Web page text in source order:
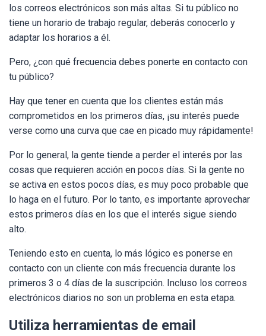
los correos electrónicos son más altas. Si tu público no
tiene un horario de trabajo regular, deberás conocerlo y
adaptar los horarios a él.
Pero, ¿con qué frecuencia debes ponerte en contacto con
tu público?
Hay que tener en cuenta que los clientes están más
comprometidos en los primeros días, ¡su interés puede
verse como una curva que cae en picado muy rápidamente!
Por lo general, la gente tiende a perder el interés por las
cosas que requieren acción en pocos días. Si la gente no
se activa en estos pocos días, es muy poco probable que
lo haga en el futuro. Por lo tanto, es importante aprovechar
estos primeros días en los que el interés sigue siendo
alto.
Teniendo esto en cuenta, lo más lógico es ponerse en
contacto con un cliente con más frecuencia durante los
primeros 3 o 4 días de la suscripción. Incluso los correos
electrónicos diarios no son un problema en esta etapa.
Utiliza herramientas de email